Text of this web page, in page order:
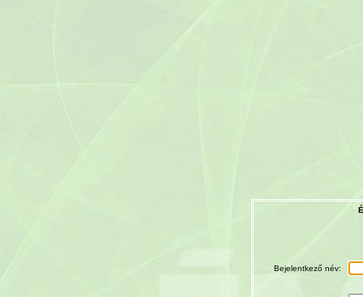
Bejelentkező név: